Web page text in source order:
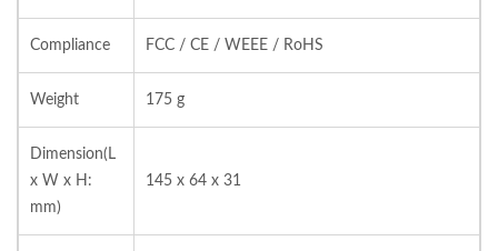
Compliance FCC / CE / WEEE / RoHS
Weight 175 g
Dimension(L
x W x H:
mm)
145 x 64 x 31